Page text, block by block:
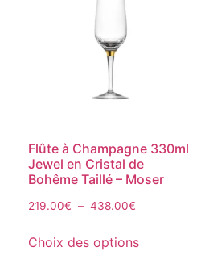
Flûte à Champagne 330ml
Jewel en Cristal de
Bohême Taillé – Moser
219.00€ – 438.00€
Choix des options